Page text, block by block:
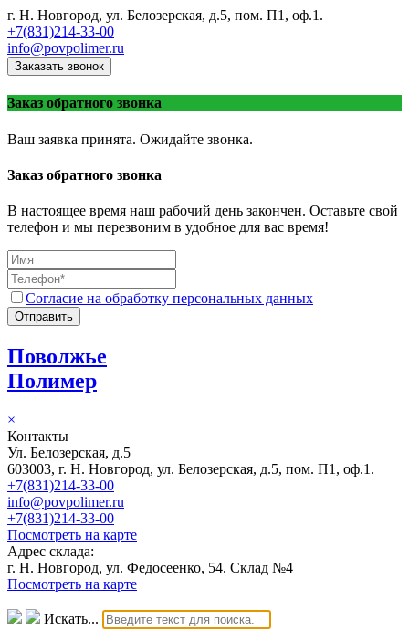
г. Н. Новгород, ул. Белозерская, д.5, пом. П1, оф.1.
+7(831)214-33-00
info@povpolimer.ru
Заказать звонок
Заказ обратного звонка
Ваш заявка принята. Ожидайте звонка.
Заказ обратного звонка
В настоящее время наш рабочий день закончен. Оставьте свой
телефон и мы перезвоним в удобное для вас время!
Согласие на обработку персональных данных
Отправить
Поволжье
Полимер
×
Контакты
Ул. Белозерская, д.5
603003, г. Н. Новгород, ул. Белозерская, д.5, пом. П1, оф.1.
+7(831)214-33-00
info@povpolimer.ru
+7(831)214-33-00
Посмотреть на карте
Адрес склада:
г. Н. Новгород, ул. Федосеенко, 54. Склад №4
Посмотреть на карте
Искать...